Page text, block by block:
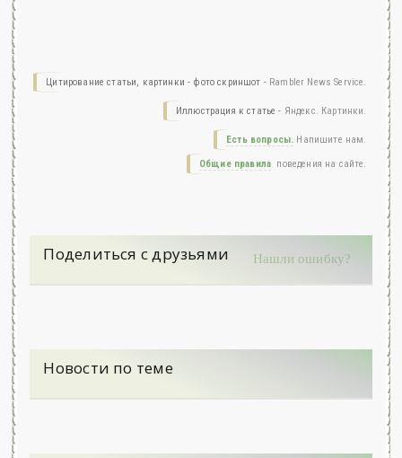
Цитирование статьи, картинки - фото скриншот - Rambler News Service.
Иллюстрация к статье - Яндекс. Картинки.
Есть вопросы. Напишите нам.
Общие правила поведения на сайте.
Поделиться с друзьями Нашли ошибку?
Новости по теме